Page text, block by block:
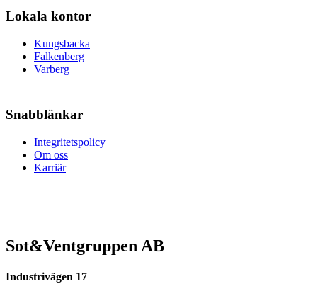
Lokala kontor
Kungsbacka
Falkenberg
Varberg
Snabblänkar
Integritetspolicy
Om oss
Karriär
Sot&Ventgruppen AB
Industrivägen 17